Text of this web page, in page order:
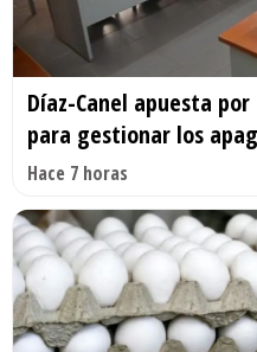
Díaz-Canel apuesta
para gestionar los
Hace 7 horas